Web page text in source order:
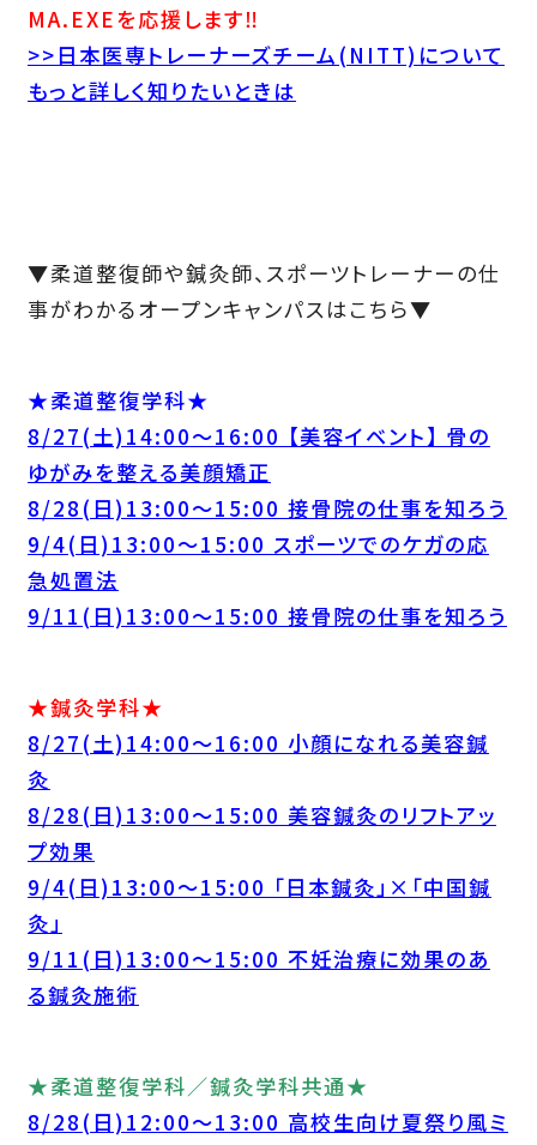
MA.EXEを応援します‼
>>日本医専トレーナーズチーム(NITT)について
もっと詳しく知りたいときは
▼柔道整復師や鍼灸師、スポーツトレーナーの仕
事がわかるオープンキャンパスはこちら▼
★柔道整復学科★
8/27(土)14:00～16:00 【美容イベント】 骨の
ゆがみを整える美顔矯正
8/28(日)13:00～15:00 接骨院の仕事を知ろう
9/4(日)13:00～15:00 スポーツでのケガの応
急処置法
9/11(日)13:00～15:00 接骨院の仕事を知ろう
★鍼灸学科★
8/27(土)14:00～16:00 小顔になれる美容鍼
灸
8/28(日)13:00～15:00 美容鍼灸のリフトアッ
プ効果
9/4(日)13:00～15:00 「日本鍼灸」×「中国鍼
灸」
9/11(日)13:00～15:00 不妊治療に効果のあ
る鍼灸施術
★柔道整復学科／鍼灸学科共通★
8/28(日)12:00～13:00 高校生向け夏祭り風ミ